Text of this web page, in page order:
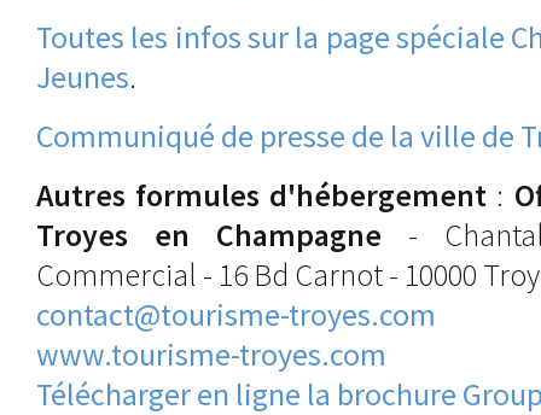
Toutes les infos sur la page spéciale
Jeunes.
Communiqué de presse de la ville de
Autres formules d'hébergement :
Troyes en Champagne - Chantal
Commercial - 16 Bd Carnot - 10000
contact@tourisme-troyes.com
www.tourisme-troyes.com
Télécharger en ligne la brochure